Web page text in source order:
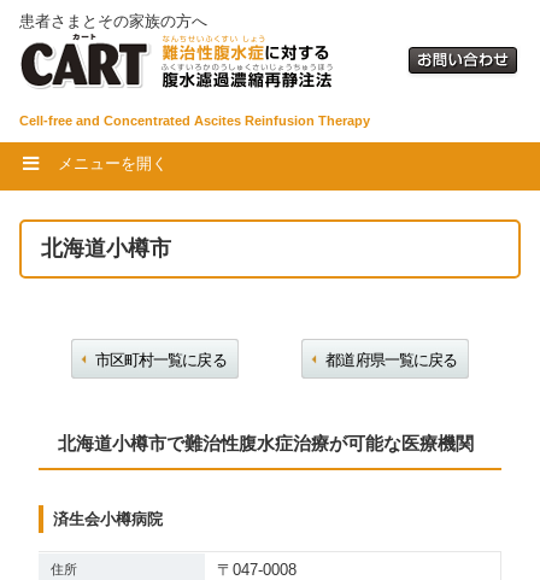
患者さまとその家族の方へ
Cell-free and Concentrated Ascites Reinfusion Therapy
メニューを開く
北海道小樽市
市区町村一覧に戻る 都道府県一覧に戻る
北海道小樽市で難治性腹水症治療が可能な医療機関
済生会小樽病院
住所
〒047-0008